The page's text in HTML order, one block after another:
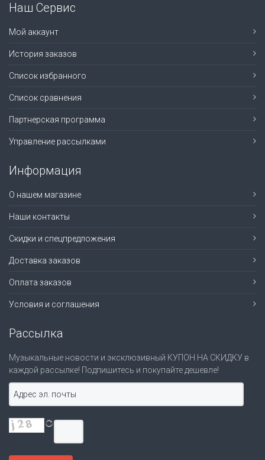
Наш Сервис
Мой аккаунт
История заказов
Список избранного
Список сравнения
Партнерская программа
Управление рассылками
Информация
О нашем магазине
Наши контакты
Скидки и спецпредложения
Доставка заказов
Оплата заказов
Условия и соглашения
Рассылка
Музыкальные новости и эксклюзивный КУПОН НА СКИДКУ в
каждой рассылке! Подпишитесь и покупайте дешевле!